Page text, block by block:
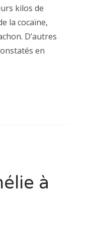
kilos de
la cocaïne,
D’autres
en
à